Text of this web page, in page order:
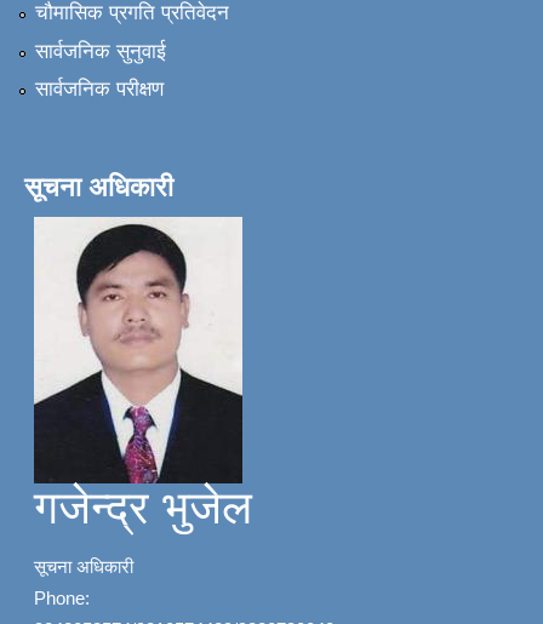
चौमासिक प्रगति प्रतिवेदन
सार्वजनिक सुनुवाई
सार्वजनिक परीक्षण
सूचना अधिकारी
गजेन्द्र भुजेल
सूचना अधिकारी
Phone: